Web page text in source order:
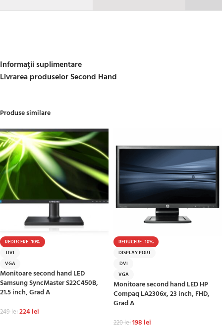
Informații suplimentare
Livrarea produselor Second Hand
Produse similare
REDUCERE -10%
DVI
VGA
Monitoare second hand LED
Samsung SyncMaster S22C450B,
21.5 inch, Grad A
249lei224lei
REDUCERE -10%
DISPLAY PORT
DVI
VGA
Monitoare second hand LED HP
Compaq LA2306x, 23 inch, FHD,
Grad A
220lei198 lei